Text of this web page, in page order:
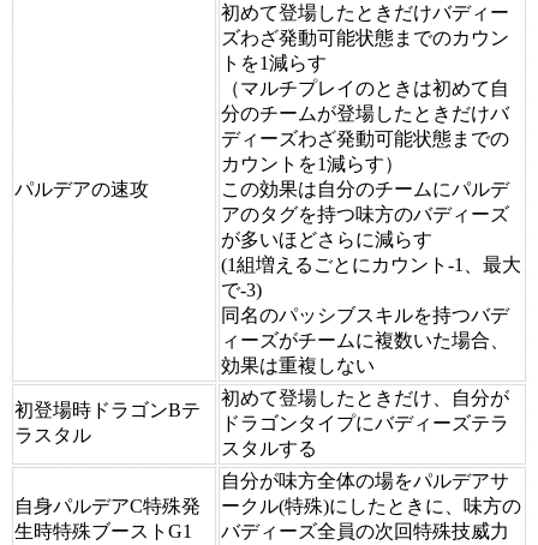
パルデアの速攻
初めて登場したときだけバディー
ズわざ発動可能状態までのカウン
トを1減らす
（マルチプレイのときは初めて自
分のチームが登場したときだけバ
ディーズわざ発動可能状態までの
カウントを1減らす）
この効果は自分のチームにパルデ
アのタグを持つ味方のバディーズ
が多いほどさらに減らす
(1組増えるごとにカウント-1、最大
で-3)
同名のパッシブスキルを持つバデ
ィーズがチームに複数いた場合、
効果は重複しない
初登場時ドラゴンBテ
ラスタル
初めて登場したときだけ、自分が
ドラゴンタイプにバディーズテラ
スタルする
自身パルデアC特殊発
生時特殊ブーストG1
自分が味方全体の場をパルデアサ
ークル(特殊)にしたときに、味方の
バディーズ全員の次回特殊技威力